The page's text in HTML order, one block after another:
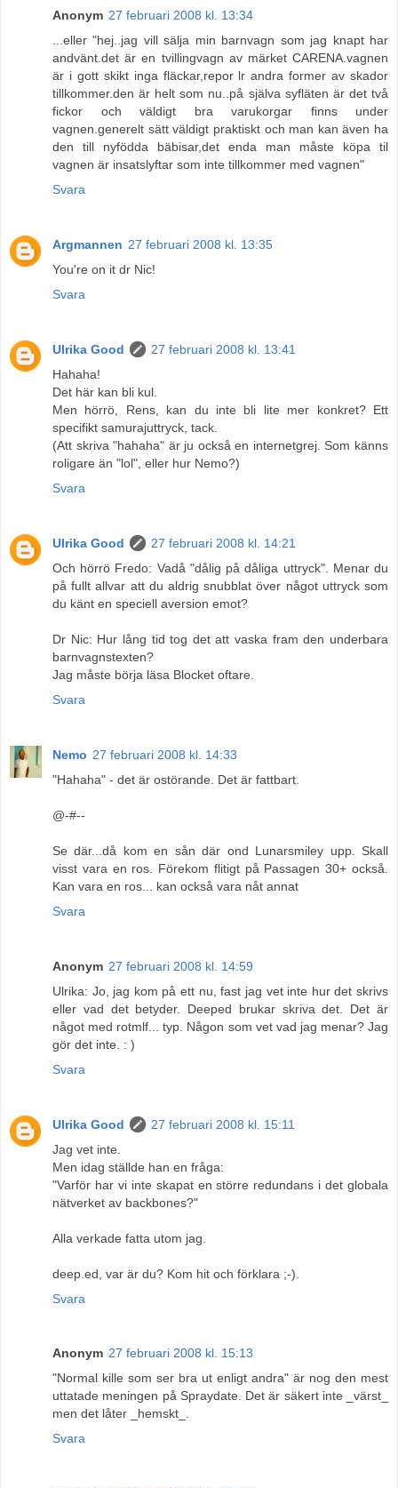
Anonym 27 februari 2008 kl. 13:34
...eller "hej..jag vill sälja min barnvagn som jag knapt har
andvänt.det är en tvillingvagn av märket CARENA.vagnen
är i gott skikt inga fläckar,repor lr andra former av skador
tillkommer.den är helt som nu..på själva syfläten är det två
fickor och väldigt bra varukorgar finns under
vagnen.generelt sätt väldigt praktiskt och man kan även ha
den till nyfödda bäbisar,det enda man måste köpa til
vagnen är insatslyftar som inte tillkommer med vagnen"
Svara
Argmannen 27 februari 2008 kl. 13:35
You're on it dr Nic!
Svara
Ulrika Good
27 februari 2008 kl. 13:41
Hahaha!
Det här kan bli kul.
Men hörrö, Rens, kan du inte bli lite mer konkret? Ett
specifikt samurajuttryck, tack.
(Att skriva "hahaha" är ju också en internetgrej. Som känns
roligare än "lol", eller hur Nemo?)
Svara
Ulrika Good
27 februari 2008 kl. 14:21
Och hörrö Fredo: Vadå "dålig på dåliga uttryck". Menar du
på fullt allvar att du aldrig snubblat över något uttryck som
du känt en speciell aversion emot?
Dr Nic: Hur lång tid tog det att vaska fram den underbara
barnvagnstexten?
Jag måste börja läsa Blocket oftare.
Svara
Nemo 27 februari 2008 kl. 14:33
"Hahaha" - det är ostörande. Det är fattbart.
@-#--
Se där...då kom en sån där ond Lunarsmiley upp. Skall
visst vara en ros. Förekom flitigt på Passagen 30+ också.
Kan vara en ros... kan också vara nåt annat
Svara
Anonym 27 februari 2008 kl. 14:59
Ulrika: Jo, jag kom på ett nu, fast jag vet inte hur det skrivs
eller vad det betyder. Deeped brukar skriva det. Det är
något med rotmlf... typ. Någon som vet vad jag menar? Jag
gör det inte. : )
Svara
Ulrika Good
27 februari 2008 kl. 15:11
Jag vet inte.
Men idag ställde han en fråga:
"Varför har vi inte skapat en större redundans i det globala
nätverket av backbones?"
Alla verkade fatta utom jag.
deep.ed, var är du? Kom hit och förklara ;-).
Svara
Anonym 27 februari 2008 kl. 15:13
"Normal kille som ser bra ut enligt andra" är nog den mest
uttatade meningen på Spraydate. Det är säkert inte _värst_
men det låter _hemskt_.
Svara